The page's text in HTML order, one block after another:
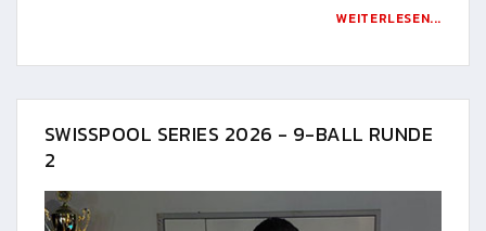
WEITERLESEN...
SWISSPOOL SERIES 2026 - 9-BALL RUNDE
2